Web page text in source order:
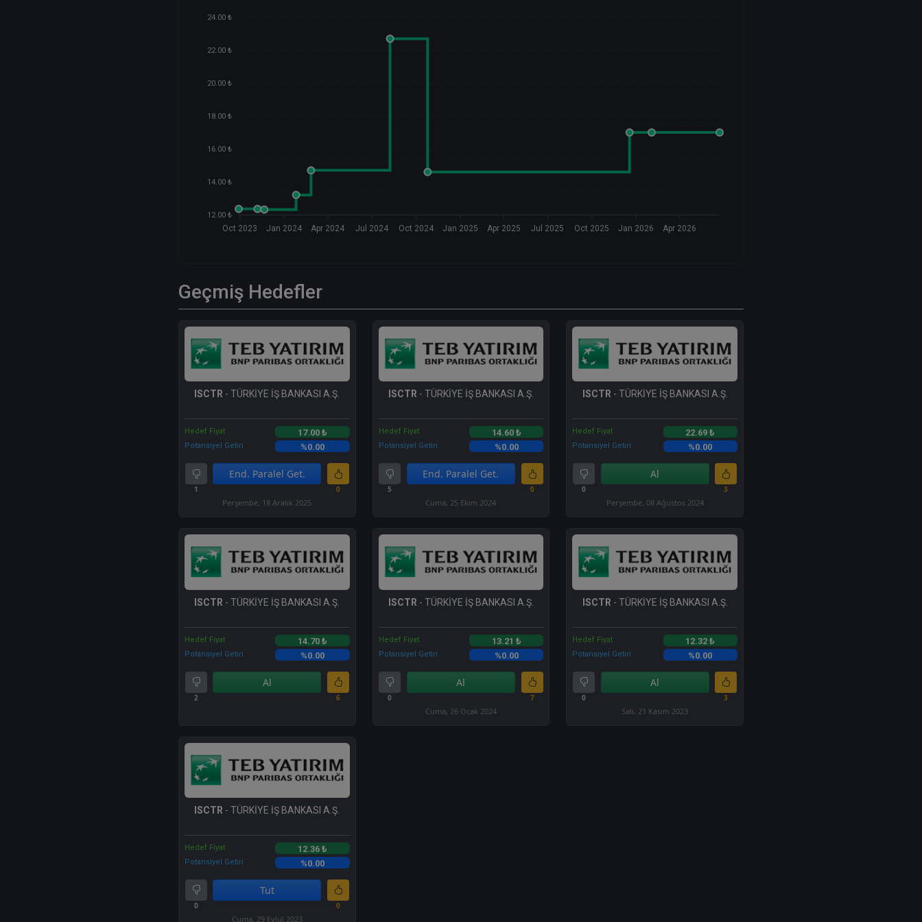
24.00 ₺
22.00 ₺
20.00 ₺
18.00 ₺
16.00 ₺
14.00 ₺
12.00 ₺
Oct 2023 Jan 2024 Apr 2024 Jul 2024 Oct 2024 Jan 2025 Apr 2025 Jul 2025 Oct 2025 Jan 2026 Apr 2026
Geçmiş Hedefler
ISCTR - TÜRKİYE İŞ BANKASI A.Ş.
Hedef Fiyat 17.00 ₺
Potansiyel Getiri %0.00
1
End. Paralel Get.
0
Perşembe, 18 Aralık 2025
ISCTR - TÜRKİYE İŞ BANKASI A.Ş.
Hedef Fiyat 14.60 ₺
Potansiyel Getiri %0.00
5
End. Paralel Get.
0
Cuma, 25 Ekim 2024
ISCTR - TÜRKİYE İŞ BANKASI A.Ş.
Hedef Fiyat 22.69 ₺
Potansiyel Getiri %0.00
0
Al
3
Perşembe, 08 Ağustos 2024
ISCTR - TÜRKİYE İŞ BANKASI A.Ş.
Hedef Fiyat 14.70 ₺
Potansiyel Getiri %0.00
2
Al
6
ISCTR - TÜRKİYE İŞ BANKASI A.Ş.
Hedef Fiyat 13.21 ₺
Potansiyel Getiri %0.00
0
Al
7
Cuma, 26 Ocak 2024
ISCTR - TÜRKİYE İŞ BANKASI A.Ş.
Hedef Fiyat 12.32 ₺
Potansiyel Getiri %0.00
0
Al
3
Salı, 21 Kasım 2023
ISCTR - TÜRKİYE İŞ BANKASI A.Ş.
Hedef Fiyat 12.36 ₺
Potansiyel Getiri %0.00
0
Tut
0
Cuma, 29 Eylül 2023